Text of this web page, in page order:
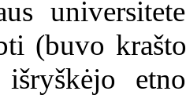
(buvo
išryškėjo